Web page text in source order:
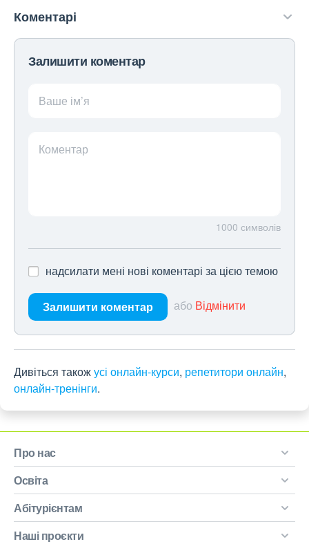
Коментарі
Залишити коментар
Ваше ім’я
Коментар
1000 символів
надсилати мені нові коментарі за цією темою
Залишити коментар або Відмінити
Дивіться такожусі онлайн-курси, репетитори онлайн,
онлайн-тренінги.
Про нас
Освіта
Абітурієнтам
Наші проєкти